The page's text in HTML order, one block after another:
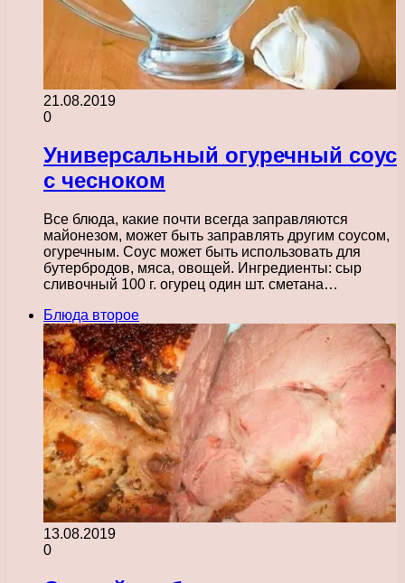
21.08.2019
0
Универсальный огуречный соус
с чесноком
Все блюда, какие почти всегда заправляются
майонезом, может быть заправлять другим соусом,
огуречным. Соус может быть использовать для
бутербродов, мяса, овощей. Ингредиенты: сыр
сливочный 100 г. огурец один шт. сметана…
Блюда второе
13.08.2019
0